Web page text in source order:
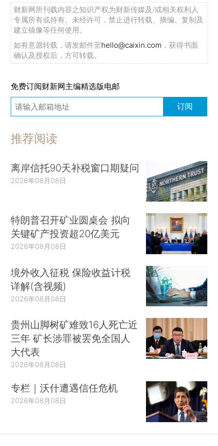
财新网所刊载内容之知识产权为财新传媒及/或相关权利人
专属所有或持有。未经许可，禁止进行转载、摘编、复制及
建立镜像等任何使用。
如有意愿转载，请发邮件至hello@caixin.com ，获得书面
确认及授权后，方可转载。
免费订阅财新网主编精选版电邮
订阅
推荐阅读
离岸信托90天补税窗口期疑问
2026年08月08日
特朗普召开矿业圆桌会 拟向
关键矿产投资超20亿美元
2026年08月08日
境外收入征税 保险收益计税
详解(含视频)
2026年08月08日
贵州山脚树矿难致16人死亡近
三年 矿长涉罪被罢免全国人
大代表
2026年08月08日
专栏｜沃什遭遇信任危机
2026年08月08日